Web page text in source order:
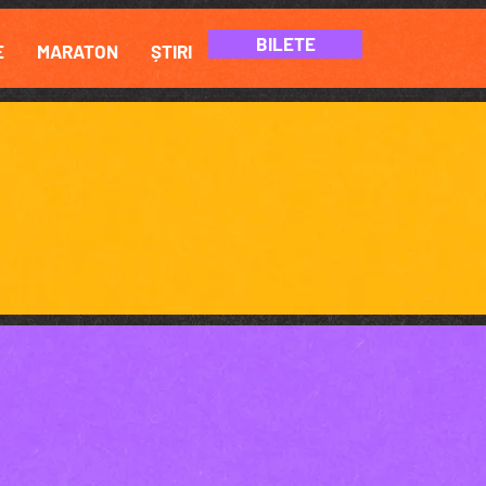
MARATON ȘTIRI BILETE